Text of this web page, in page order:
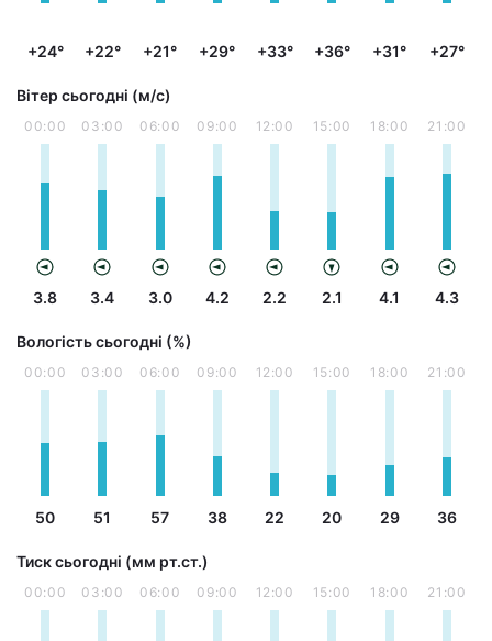
+24° +22° +21° +29° +33° +36° +31° +27°
Вітер сьогодні (м/с)
00:00
3.8
03:00
3.4
06:00
3.0
09:00
4.2
12:00
2.2
15:00
2.1
18:00
4.1
21:00
4.3
Вологість сьогодні (%)
00:00
50
03:00
51
06:00
57
09:00
38
12:00
22
15:00
20
18:00
29
21:00
36
Тиск сьогодні (мм рт.ст.)
00:00 03:00 06:00 09:00 12:00 15:00 18:00 21:00